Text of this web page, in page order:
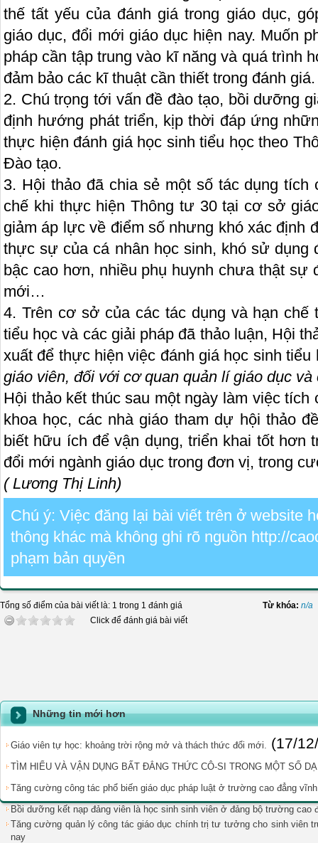
thế tất yếu của đánh giá trong giáo dục,
giáo dục, đổi mới giáo dục hiện nay. Muốn
pháp cần tập trung vào kĩ năng và quá trình
đảm bảo các kĩ thuật cần thiết trong đánh giá.
2. Chú trọng tới vấn đề đào tạo, bồi dưỡng
định hướng phát triển, kịp thời đáp ứng
thực hiện đánh giá học sinh tiểu học theo
Đào tạo.
3. Hội thảo đã chia sẻ một số tác dụng
chế khi thực hiện Thông tư 30 tại cơ sở
giảm áp lực về điểm số nhưng khó xác định
thực sự của cá nhân học sinh, khó sử dụng
bậc cao hơn, nhiều phụ huynh chưa thật sự
mới…
4. Trên cơ sở của các tác dụng và hạn chế
tiểu học và các giải pháp đã thảo luận, Hội
xuất để thực hiện việc đánh giá học sinh
giáo viên, đối với cơ quan quản lí giáo dục
Hội thảo kết thúc sau một ngày làm việc
khoa học, các nhà giáo tham dự hội thảo
biết hữu ích để vận dụng, triển khai tốt hơn
đổi mới ngành giáo dục trong đơn vị, trong
( Lương Thị Linh)
Chú ý: Việc đăng lại bài viết trên ở website
thông khác mà không ghi rõ nguồn http://
phạm bản quyền
Tổng số điểm của bài viết là: 1 trong 1 đánh giá
Click để đánh giá bài viết
Từ khóa: n/a
Những tin mới hơn
Giáo viên tự học: khoảng trời rộng mở và thách thức đổi mới. (17/
TÌM HIỂU VÀ VẬN DỤNG BẤT ĐẲNG THỨC CÔ-SI TRONG MỘT SỐ
Tăng cường công tác phổ biến giáo dục pháp luật ở trường cao đẳng
Bồi dưỡng kết nạp đảng viên là học sinh sinh viên ở đảng bộ trường cao
Tăng cường quản lý công tác giáo dục chính trị tư tưởng cho sinh viên
nay